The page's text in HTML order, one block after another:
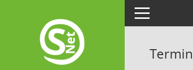
Toggle navigation